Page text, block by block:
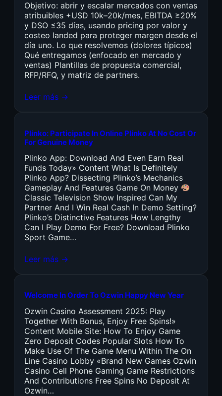
Objetivo: abrir y escalar mercados con ventas
atribuibles +USD 10k–20k/mes, EBITDA ≥20%
y DSO ≤35 días, usando pricing por valor y
costeo landed para proteger margen desde el
día uno. Lo que resolvemos (dolores típicos)
Qué entregamos (enfocado en mercado y
ventas) Plantillas de propuesta comercial,
RFP/RFQ, y matriz de partners.
Leer más →
Plinko: Participate In Online Plinko At No Cost Or
For Genuine Money
Plinko App: Download And Even Earn Real
Funds Today» Content What Is Definitely
Plinko App? Dissecting Plinko’s Mechanics
Gameplay And Features Game On Money
Classic Television Show Inspired Can My
Partner And I Win Real Cash In Demo Setting?
Plinko’s Distinctive Features How Lengthy
Can I Play Demo For Free? Download Plinko
Sport Game…
Leer más →
Welcome In Order To Ozwin Happy New Year
Ozwin Casino Assessment 2025: Play
Together With Bonus, Enjoy Free Spins!»
Content Mobile Site: How To Enjoy Game
Zero Deposit Codes Popular Slots How To
Make Use Of The Game Menu Within The On
Line Casino Lobby «Brand New Games Ozwin
Casino Cell Phone Gaming Game Restrictions
And Contributions Free Spins No Deposit At
Ozwin…